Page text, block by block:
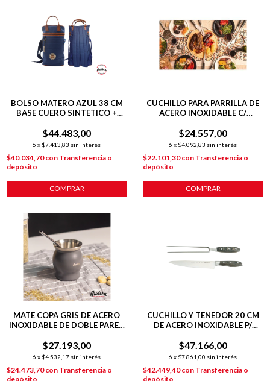
BOLSO MATERO AZUL 38 CM
BASE CUERO SINTETICO +
$44.483,00
6 x $7.413,83 sin interés
$40.034,70con Transferencia o
depósito
COMPRAR
CUCHILLO PARA PARRILLA DE
ACERO INOXIDABLE C/
$24.557,00
6 x $4.092,83 sin interés
$22.101,30con Transferencia o
depósito
COMPRAR
MATE COPA GRIS DE ACERO
INOXIDABLE DE DOBLE PARED
$27.193,00
6 x $4.532,17 sin interés
$24.473,70con Transferencia o
depósito
CUCHILLO Y TENEDOR 20 CM
DE ACERO INOXIDABLE P/
$47.166,00
6 x $7.861,00 sin interés
$42.449,40con Transferencia o
depósito